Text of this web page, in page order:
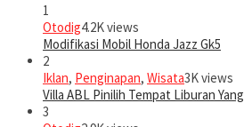
1
Otodig4.2K views
Modifikasi Mobil Honda Jazz Gk5
2
Iklan, Penginapan, Wisata3K views
Villa ABL Pinilih Tempat Liburan
3